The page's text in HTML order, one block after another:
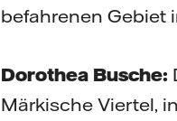
befahrenen Gebiet
Dorothea Busche:
Märkische Viertel,